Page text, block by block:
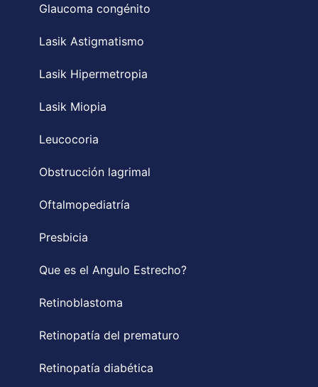
Glaucoma congénito
Lasik Astigmatismo
Lasik Hipermetropia
Lasik Miopia
Leucocoria
Obstrucción lagrimal
Oftalmopediatría
Presbicia
Que es el Angulo Estrecho?
Retinoblastoma
Retinopatía del prematuro
Retinopatía diabética